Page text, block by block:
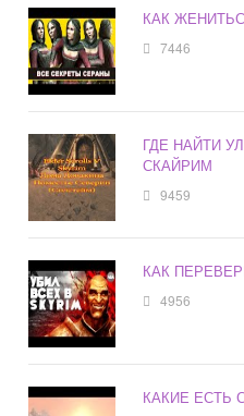
КАК
7446
ГДЕ НАЙТИ
СКАЙРИМ
9459
КАК
4956
КАКИЕ ЕСТЬ